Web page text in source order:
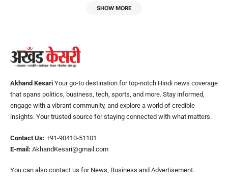
SHOW MORE
Akhand Kesari Your go-to destination for top-notch Hindi news coverage
that spans politics, business, tech, sports, and more. Stay informed,
engage with a vibrant community, and explore a world of credible
insights. Your trusted source for staying connected with what matters.
Contact Us: +91-90410-51101
E-mail: AkhandKesari@gmail.com
You can also contact us for News, Business and Advertisement.